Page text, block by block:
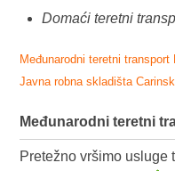
Domaći teretni
Međunarodni teretni transport
Javna robna skladišta
Međunarodni teretni
Pretežno vršimo usluge